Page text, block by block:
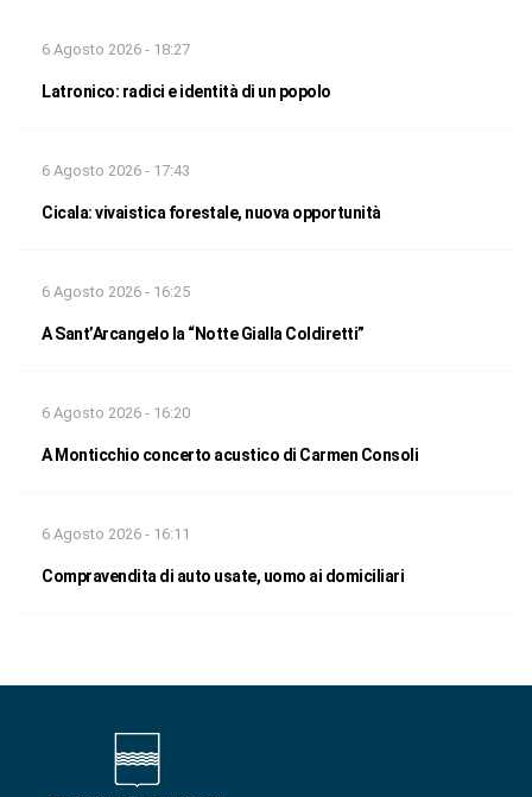
6 Agosto 2026 - 18:27
Latronico: radici e identità di un popolo
6 Agosto 2026 - 17:43
Cicala: vivaistica forestale, nuova opportunità
6 Agosto 2026 - 16:25
A Sant’Arcangelo la “Notte Gialla Coldiretti”
6 Agosto 2026 - 16:20
A Monticchio concerto acustico di Carmen Consoli
6 Agosto 2026 - 16:11
Compravendita di auto usate, uomo ai domiciliari